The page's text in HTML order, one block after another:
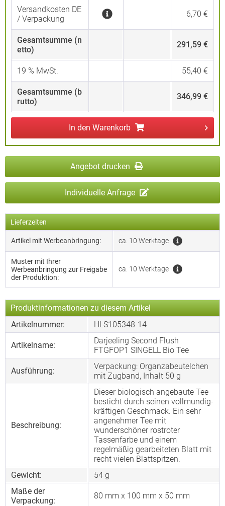
Versandkosten DE
/ Verpackung
6,70 €
Gesamtsumme (n
etto)
291,59 €
19 % MwSt. 55,40 €
Gesamtsumme (b
rutto)
346,99 €
In den Warenkorb
Angebot drucken
Individuelle Anfrage
Lieferzeiten
Artikel mit Werbeanbringung: ca. 10 Werktage
Muster mit Ihrer
Werbeanbringung zur Freigabe
der Produktion:
ca. 10 Werktage
Produktinformationen zu diesem Artikel
Artikelnummer:
HLS105348-14
Artikelname:
Darjeeling Second Flush
FTGFOP1 SINGELL Bio Tee
Ausführung:
Verpackung: Organzabeutelchen
mit Zugband, Inhalt 50 g
Beschreibung:
Dieser biologisch angebaute Tee
besticht durch seinen vollmundig-
kräftigen Geschmack. Ein sehr
angenehmer Tee mit
wunderschöner rostroter
Tassenfarbe und einem
regelmäßig gearbeiteten Blatt mit
recht vielen Blattspitzen.
Gewicht:
54 g
Maße der
Verpackung:
80 mm x 100 mm x 50 mm